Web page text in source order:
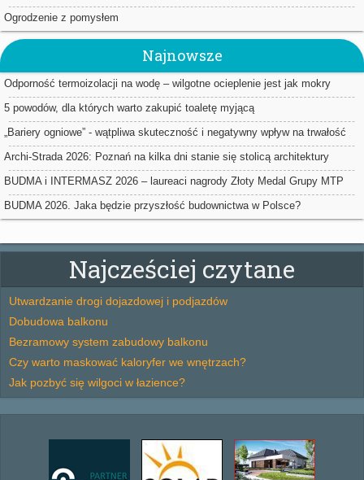
Ogrodzenie z pomysłem
Najnowsze
Odporność termoizolacji na wodę – wilgotne ocieplenie jest jak mokry
sweter
5 powodów, dla których warto zakupić toaletę myjącą
„Bariery ogniowe” - wątpliwa skuteczność i negatywny wpływ na trwałość
ociepleń
Archi-Strada 2026: Poznań na kilka dni stanie się stolicą architektury
BUDMA i INTERMASZ 2026 – laureaci nagrody Złoty Medal Grupy MTP
BUDMA 2026. Jaka będzie przyszłość budownictwa w Polsce?
Najcześciej czytane
Utwardzanie drogi dojazdowej i podjazdów
Dobudowa balkonu
Bezramowy system zabudowy balkonu
Czy warto maskować kaloryfer we wnętrzach?
Jak pozbyć się wilgoci w łazience?